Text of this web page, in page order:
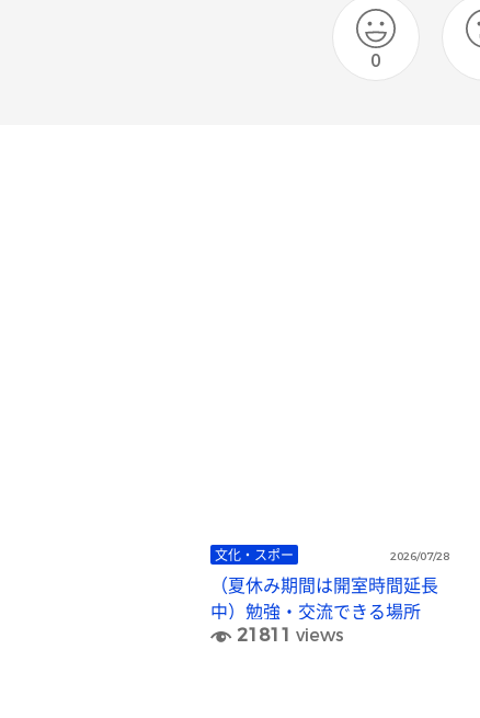
0
文化・スポー 2026/07/28
（夏休み期間は開室時間延長
中）勉強・交流できる場所
「理想の自習室」がサンプラ
21811 views